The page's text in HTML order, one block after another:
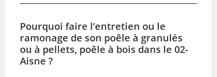
Pourquoi faire l’entretien ou le
ramonage de son poêle à granulés
ou à pellets, poêle à bois dans le 02-
Aisne ?